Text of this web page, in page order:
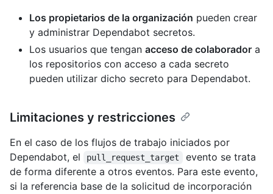
Los propietarios de la organización pueden crear
y administrar Dependabot secretos.
Los usuarios que tengan acceso de colaborador a
los repositorios con acceso a cada secreto
pueden utilizar dicho secreto para Dependabot.
Limitaciones y restricciones
En el caso de los flujos de trabajo iniciados por
Dependabot, el
pull_request_target
evento se trata
de forma diferente a otros eventos. Para este evento,
si la referencia base de la solicitud de incorporación